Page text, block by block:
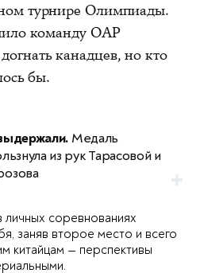
турнире Олимпиады.
команду ОАР
канадцев, но кто
бы.
Медаль
из рук Тарасовой и
соревнованиях
заняв второе место и всего
китайцам — перспективы